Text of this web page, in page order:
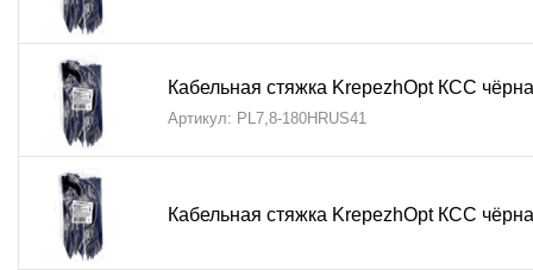
Кабельная стяжка KrepezhOpt КСС
Артикул: PL7,8-180HRUS41
Кабельная стяжка KrepezhOpt КСС